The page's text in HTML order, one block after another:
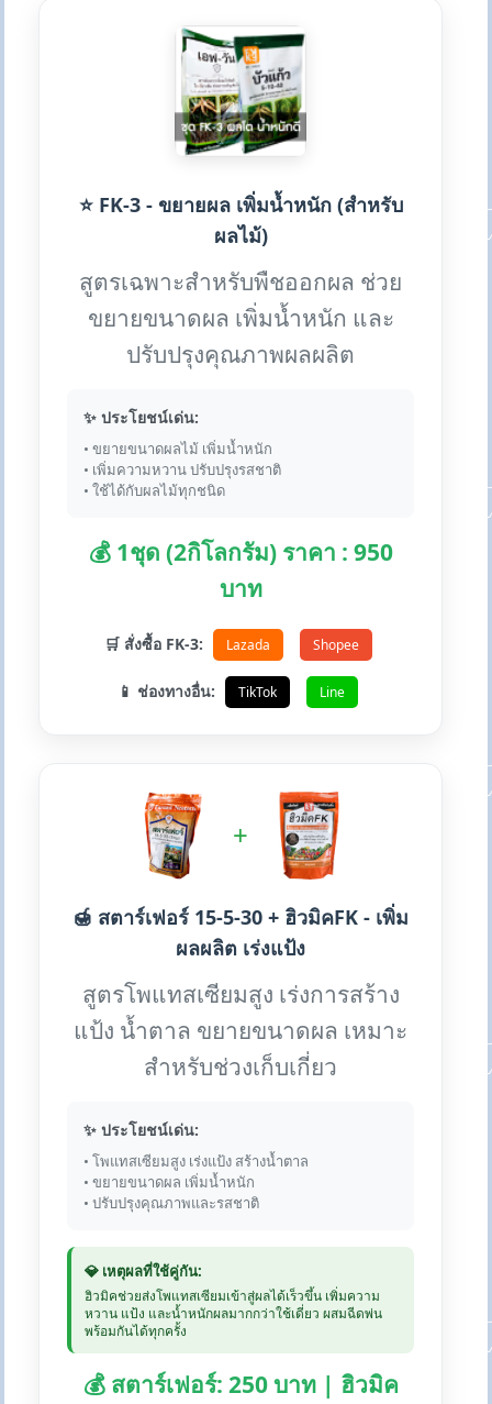
⭐ FK-3 - ขยายผล เพิ่มน้ำหนัก (สำหรับ
ผลไม้)
สูตรเฉพาะสำหรับพืชออกผล ช่วย
ขยายขนาดผล เพิ่มน้ำหนัก และ
ปรับปรุงคุณภาพผลผลิต
✨ ประโยชน์เด่น:
• ขยายขนาดผลไม้ เพิ่มน้ำหนัก
• เพิ่มความหวาน ปรับปรุงรสชาติ
• ใช้ได้กับผลไม้ทุกชนิด
💰 1ชุด (2กิโลกรัม) ราคา : 950
บาท
🛒 สั่งซื้อ FK-3: Lazada Shopee
📱 ช่องทางอื่น: TikTok Line
+
🍯 สตาร์เฟอร์ 15-5-30 + ฮิวมิคFK - เพิ่ม
ผลผลิต เร่งแป้ง
สูตรโพแทสเซียมสูง เร่งการสร้าง
แป้ง น้ำตาล ขยายขนาดผล เหมาะ
สำหรับช่วงเก็บเกี่ยว
✨ ประโยชน์เด่น:
• โพแทสเซียมสูง เร่งแป้ง สร้างน้ำตาล
• ขยายขนาดผล เพิ่มน้ำหนัก
• ปรับปรุงคุณภาพและรสชาติ
💎 เหตุผลที่ใช้คู่กัน:
ฮิวมิคช่วยส่งโพแทสเซียมเข้าสู่ผลได้เร็วขึ้น เพิ่มความ
หวาน แป้ง และน้ำหนักผลมากกว่าใช้เดี่ยว ผสมฉีดพ่น
พร้อมกันได้ทุกครั้ง
💰 สตาร์เฟอร์: 250 บาท | ฮิวมิค